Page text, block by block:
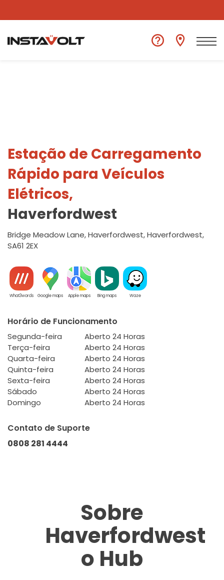
Ver outra localização
Estação de Carregamento
Rápido para Veículos
Elétricos,
Haverfordwest
Bridge Meadow Lane, Haverfordwest, Haverfordwest,
SA61 2EX
What3words Google maps Apple maps Bing maps Waze
Horário de Funcionamento
Segunda-feira
Aberto 24 Horas
Terça-feira
Aberto 24 Horas
Quarta-feira
Aberto 24 Horas
Quinta-feira
Aberto 24 Horas
Sexta-feira
Aberto 24 Horas
Sábado
Aberto 24 Horas
Domingo
Aberto 24 Horas
Contato de Suporte
0808 281 4444
Sobre
Haverfordwest
o Hub